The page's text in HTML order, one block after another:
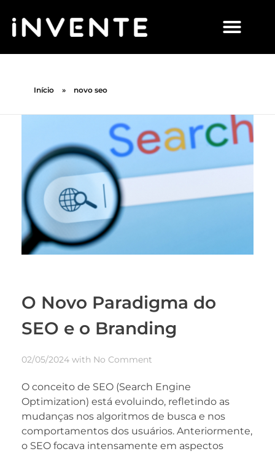
Início » novo seo
O Novo Paradigma do
SEO e o Branding
02/05/2024 with No Comment
O conceito de SEO (Search Engine
Optimization) está evoluindo, refletindo as
mudanças nos algoritmos de busca e nos
comportamentos dos usuários. Anteriormente,
o SEO focava intensamente em aspectos